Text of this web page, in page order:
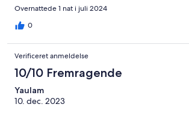
Overnattede 1 nat i juli 2024
0
Verificeret anmeldelse
10/10 Fremragende
Yaulam
10. dec. 2023